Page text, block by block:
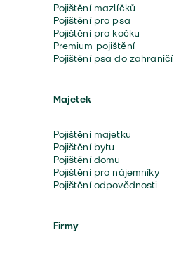
Pojištění mazlíčků
Pojištění pro psa
Pojištění pro kočku
Premium pojištění
Pojištění psa do zahraničí
Majetek
Pojištění majetku
Pojištění bytu
Pojištění domu
Pojištění pro nájemníky
Pojištění odpovědnosti
Firmy